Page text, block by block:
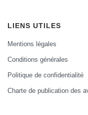
LIENS UTILES
Mentions légales
Conditions générales
Politique de confidentialité
Charte de publication des